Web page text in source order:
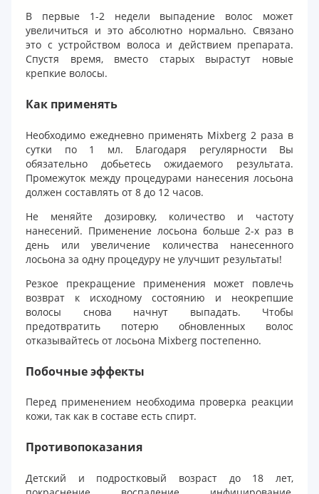
В первые 1-2 недели выпадение волос может
увеличиться и это абсолютно нормально. Связано
это с устройством волоса и действием препарата.
Спустя время, вместо старых вырастут новые
крепкие волосы.
Как применять
Необходимо ежедневно применять Mixberg 2 раза в
сутки по 1 мл. Благодаря регулярности Вы
обязательно добьетесь ожидаемого результата.
Промежуток между процедурами нанесения лосьона
должен составлять от 8 до 12 часов.
Не меняйте дозировку, количество и частоту
нанесений. Применение лосьона больше 2-х раз в
день или увеличение количества нанесенного
лосьона за одну процедуру не улучшит результаты!
Резкое прекращение применения может повлечь
возврат к исходному состоянию и неокрепшие
волосы снова начнут выпадать. Чтобы
предотвратить потерю обновленных волос
отказывайтесь от лосьона Mixberg постепенно.
Побочные эффекты
Перед применением необходима проверка реакции
кожи, так как в составе есть спирт.
Противопоказания
Детский и подростковый возраст до 18 лет,